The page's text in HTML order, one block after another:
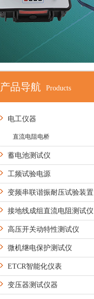
产品导航 Products
电工仪器
直流电阻电桥
蓄电池测试仪
工频试验电源
变频串联谐振耐压试验装置
接地线成组直流电阻测试仪
高压开关动特性测试仪
微机继电保护测试仪
ETCR智能化仪表
变压器测试仪器